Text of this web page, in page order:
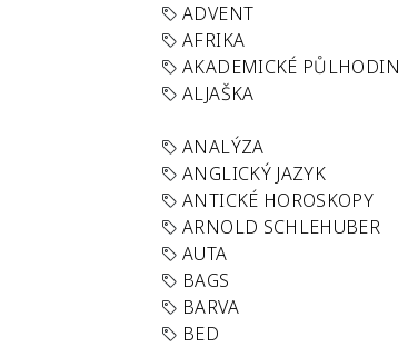
ADVENT
AFRIKA
AKADEMICKÉ
ALJAŠKA
ANALÝZA
ANGLICKÝ JAZYK
ANTICKÉ HOROSKOPY
ARNOLD SCHLEHUBER
AUTA
BAGS
BARVA
BED